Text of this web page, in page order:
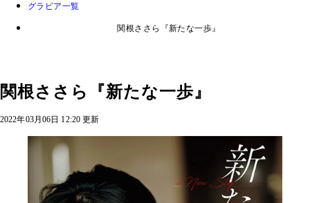
グラビア一覧
関根ささら『新たな一歩』
関根ささら『新たな一歩』
2022年03月06日 12:20 更新